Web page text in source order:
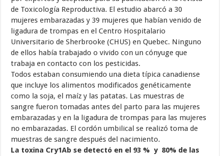
de Toxicología Reproductiva. El estudio abarcó a 30
mujeres embarazadas y 39 mujeres que habían venido de
ligadura de trompas en el Centro Hospitalario
Universitario de Sherbrooke (CHUS) en Quebec. Ninguno
de ellos había trabajado o vivido con un cónyuge que
trabaja en contacto con los pesticidas.
Todos estaban consumiendo una dieta típica canadiense
que incluye los alimentos modificados genéticamente
como la soja, el maíz y las patatas. Las muestras de
sangre fueron tomadas antes del parto para las mujeres
embarazadas y en la ligadura de trompas para las mujeres
no embarazadas. El cordón umbilical se realizó toma de
muestras de sangre después del nacimiento.
La toxina Cry1Ab se detectó en el 93 % y 80% de las